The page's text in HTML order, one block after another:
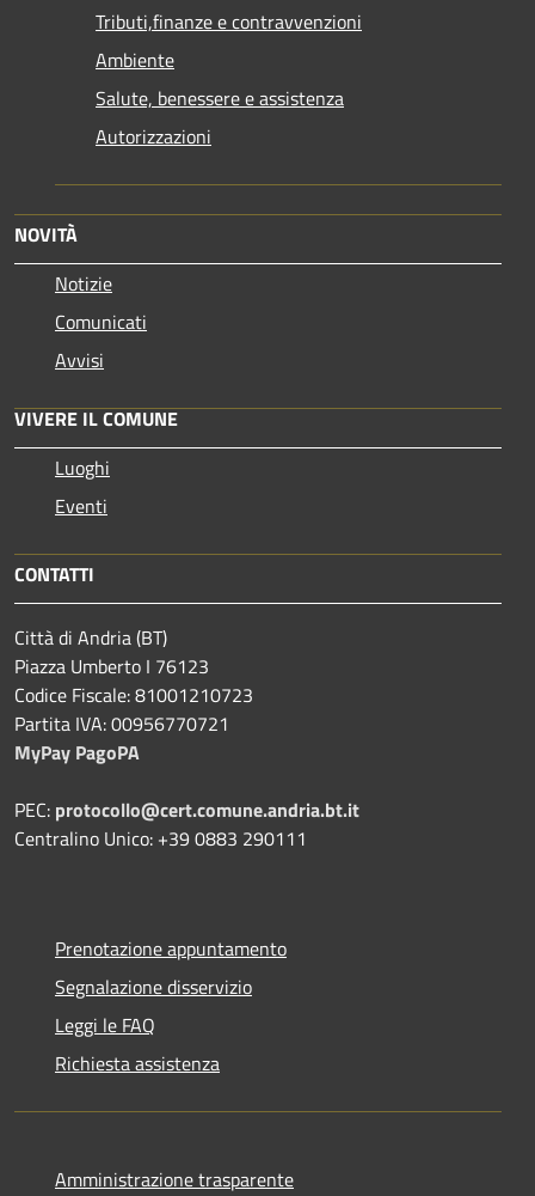
Tributi,finanze e contravvenzioni
Ambiente
Salute, benessere e assistenza
Autorizzazioni
NOVITÀ
Notizie
Comunicati
Avvisi
VIVERE IL COMUNE
Luoghi
Eventi
CONTATTI
Città di Andria (BT)
Piazza Umberto I 76123
Codice Fiscale: 81001210723
Partita IVA: 00956770721
MyPay PagoPA
PEC: protocollo@cert.comune.andria.bt.it
Centralino Unico: +39 0883 290111
Prenotazione appuntamento
Segnalazione disservizio
Leggi le FAQ
Richiesta assistenza
Amministrazione trasparente